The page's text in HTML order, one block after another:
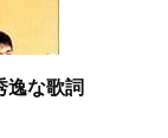
逸な歌詞